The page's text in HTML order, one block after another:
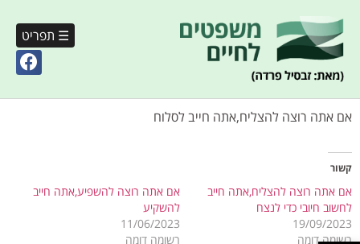
☰ תפריט
אם אתה רוצה להצליח,אתה חייב לסלוח
קשור
אם אתה רוצה להצליח,אתה חייב
לחשוב חיובי כדי לנצח
19/09/2023
רשומה דומה
אם אתה רוצה להשפיע,אתה חייב
להשקיע
11/06/2023
רשומה דומה